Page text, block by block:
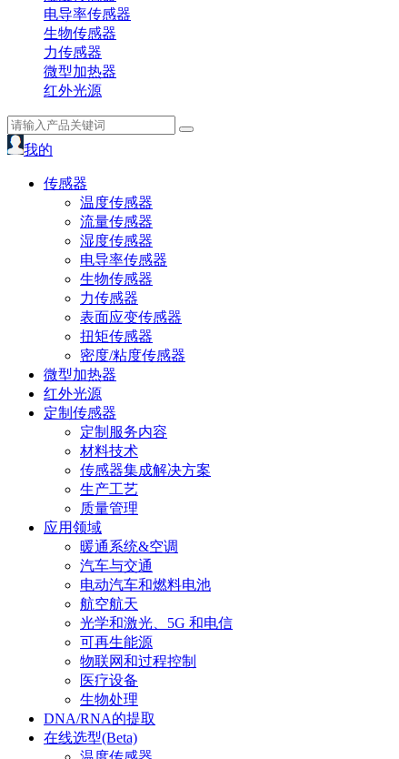
电导率传感器
生物传感器
力传感器
微型加热器
红外光源
我的
传感器
温度传感器
流量传感器
湿度传感器
电导率传感器
生物传感器
力传感器
表面应变传感器
扭矩传感器
密度/粘度传感器
微型加热器
红外光源
定制传感器
定制服务内容
材料技术
传感器集成解决方案
生产工艺
质量管理
应用领域
暖通系统&空调
汽车与交通
电动汽车和燃料电池
航空航天
光学和激光、5G 和电信
可再生能源
物联网和过程控制
医疗设备
生物处理
DNA/RNA的提取
在线选型(Beta)